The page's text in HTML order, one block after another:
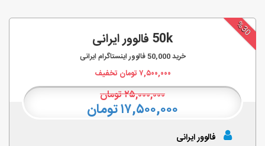
%30
50k فالوور ایرانی
خرید50,000فالوور اینستاگرام ایرانی
۷,۵۰۰,۰۰۰تومان تخفیف
۲۵,۰۰۰,۰۰۰تومان
۱۷,۵۰۰,۰۰۰ تومان
فالوور ایرانی